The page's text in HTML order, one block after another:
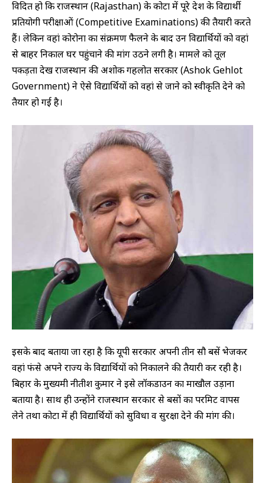
विदित हो कि राजस्थान (Rajasthan) के कोटा में पूरे देश के विद्यार्थी
प्रतियोगी परीक्षाओं (Competitive Examinations) की तैयारी करते
हैं। लेकिन वहां कोरोना का संक्रमण फैलने के बाद उन विद्यार्थियों को वहां
से बाहर निकाल घर पहुंचाने की मांग उठने लगी है। मामले को तूल
पकड़ता देख राजस्थान की अशोक गहलोत सरकार (Ashok Gehlot
Government) ने ऐसे विद्यार्थियों को वहां से जाने को स्‍वीकृति देने काे
तैयार हो गई है।
इसके बाद बताया जा रहा है कि यूपी सरकार अपनी तीन सौ बसें भेजकर
वहां फंसे अपने राज्य के विद्यार्थियों को निकालने की तैयारी कर रही है।
बिहार के मुख्यमंत्री नीतीश कुमार ने इसे लॉकडाउन का माखौल उड़ाना
बताया है। साथ ही उन्‍होंने राजस्थान सरकार से बसों का परमिट वापस
लेने तथा कोटा में ही विद्यार्थियों को सुविधा व सुरक्षा देने की मांग की।